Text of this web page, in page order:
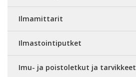
Ilmamittarit
Ilmastointiputket
Imu- ja poistoletkut ja tarvikkeet